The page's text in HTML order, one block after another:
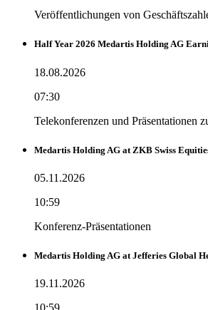
Veröffentlichungen von
Half Year 2026 Medartis Holding AG
18.08.2026
07:30
Telekonferenzen und Präsentationen
Medartis Holding AG at ZKB Swiss
05.11.2026
10:59
Konferenz-Präsentationen
Medartis Holding AG at Jefferies Global
19.11.2026